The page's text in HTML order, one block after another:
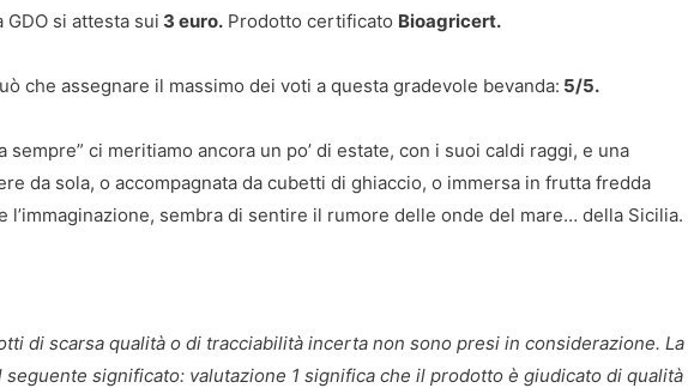
si attesta sui 3 euro. Prodotto certificato Bioagricert.
che assegnare il massimo dei voti a questa gradevole bevanda: 5/5.
sempre” ci meritiamo ancora un po’ di estate, con i suoi caldi raggi, e una
da sola, o accompagnata da cubetti di ghiaccio, o immersa in frutta fredda
l’immaginazione, sembra di sentire il rumore delle onde del mare… della Sicilia.
di scarsa qualità o di tracciabilità incerta non sono presi in considerazione. La
seguente significato: valutazione 1 significa che il prodotto è giudicato di qualità